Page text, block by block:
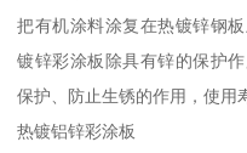
把有机涂料涂复在热镀锌钢
镀锌彩涂板除具有锌的保护
保护、防止生锈的作用，使用
热镀铝锌彩涂板